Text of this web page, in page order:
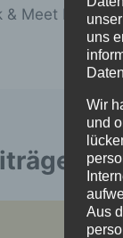
& Meet bei
uns
Wir
und
Aus